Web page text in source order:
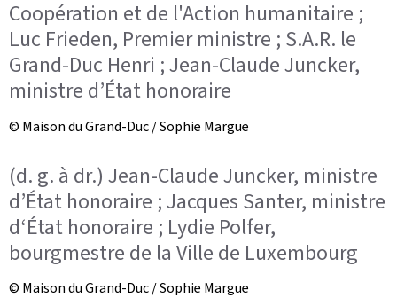
Coopération et de l'Action humanitaire ;
Luc Frieden, Premier ministre ; S.A.R. le
Grand-Duc Henri ; Jean-Claude Juncker,
ministre d’État honoraire
© Maison du Grand-Duc / Sophie Margue
(d. g. à dr.) Jean-Claude Juncker, ministre
d’État honoraire ; Jacques Santer, ministre
d‘État honoraire ; Lydie Polfer,
bourgmestre de la Ville de Luxembourg
© Maison du Grand-Duc / Sophie Margue